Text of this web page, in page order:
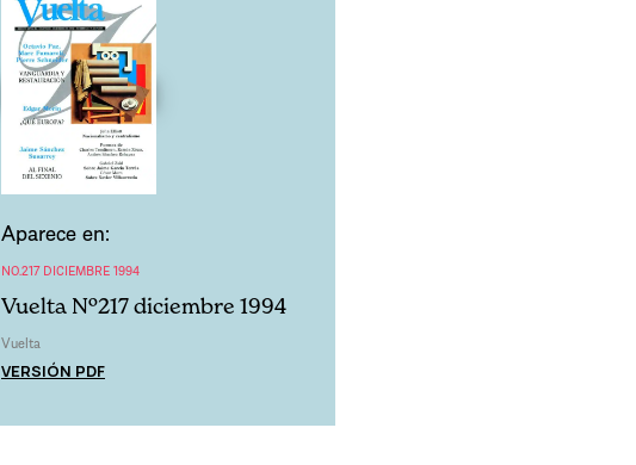
Aparece en:
NO.217 DICIEMBRE 1994
Vuelta Nº217 diciembre 1994
Vuelta
VERSIÓN PDF